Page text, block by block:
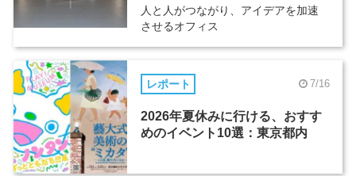
人と人がつながり、アイデアを加速
させるオフィス
レポート 7/16
2026年夏休みに行ける、おすす
めのイベント10選：東京都内